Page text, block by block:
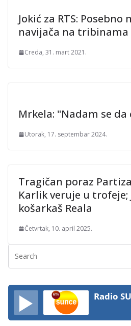
Jokić za RTS:
navijača na tribinama
Creda, 31. mart 2021.
Mrkela: "Nadam se da
Utorak, 17. septembar 2024.
Tragičan poraz
Karlik veruje u trofeje;
košarkaš Reala
Četvrtak, 10. april 2025.
Radio